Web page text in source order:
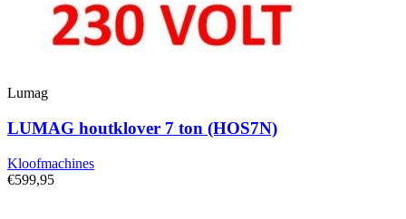
Lumag
LUMAG houtklover 7 ton (HOS7N)
Kloofmachines
€599,95